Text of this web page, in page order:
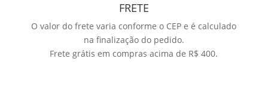
FRETE
O valor do frete varia conforme o CEP e é calculado
na finalização do pedido.
Frete grátis em compras acima de R$ 400.